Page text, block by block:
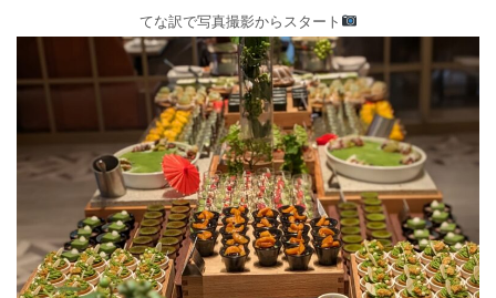
てな訳で写真撮影からスタート